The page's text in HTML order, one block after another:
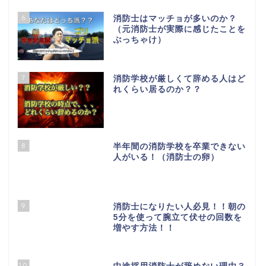
6
消防士はマッチョが多いのか？
（元消防士が実際に感じたことを
ぶっちゃけ）
7
消防学校が厳しくて辞める人はど
れくらい居るのか？？
8
半年間の消防学校を卒業できない
人がいる！（消防士の卵）
9
消防士になりたい人必見！！朝の
5分を使って腕立て伏せの回数を